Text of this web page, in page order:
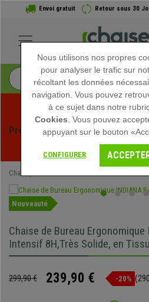
Envoi gratuit Retour sous 30
Profitez des soldes d'été chez
exclusives pour une durée
Chaisepro
Nouveauté
Chaise de Bureau Ergonomique
Intensif 8H,Très Solide, en
299,90 € 239,90 € -20%
Nous utilisons nos propres
pour analyser le trafic sur
récoltant les données
navigation. Vous pouvez
à ce sujet dans notre
Cookies . Vous pouvez
appuyant sur le bouton
CONFIGURER